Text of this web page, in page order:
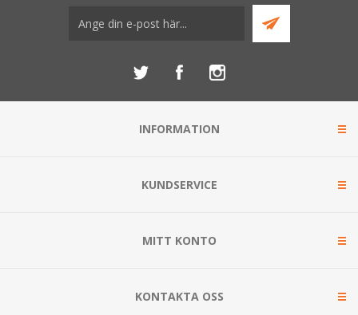
INFORMATION
KUNDSERVICE
MITT KONTO
KONTAKTA OSS